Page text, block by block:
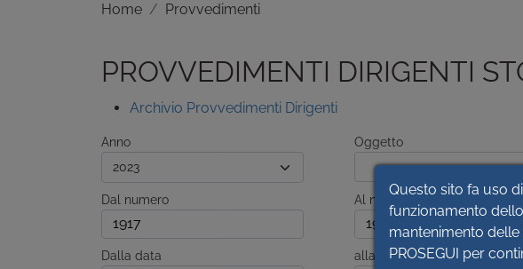
Home Provvedimenti
PROVVEDIMENTI DIRIGENTI
Archivio Provvedimenti Dirigenti
Anno Oggetto
Dal numero Al numero
Dalla data alla data
Questo sito fa uso
funzionamento
mantenimento
PROSEGUI per